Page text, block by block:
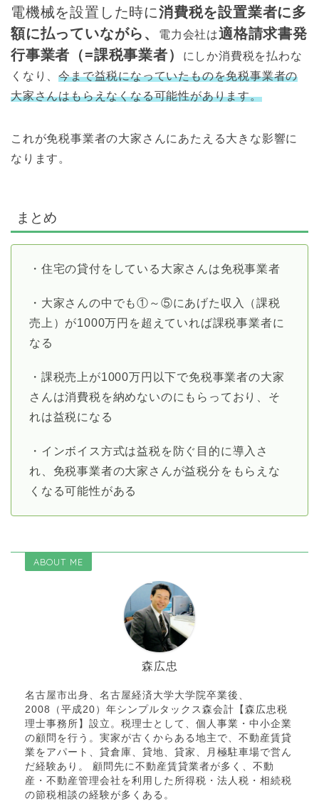
電機械を設置した時に消費税を設置業者に多
額に払っていながら、
電力会社は適格請求書発
行事業者（=課税事業者）
にしか消費税を払わな
くなり、今まで益税になっていたものを免税事業者の
大家さんはもらえなくなる可能性があります。
これが免税事業者の大家さんにあたえる大きな影響に
なります。
まとめ
・住宅の貸付をしている大家さんは免税事業者
・大家さんの中でも①～⑤にあげた収入（課税
売上）が1000万円を超えていれば課税事業者に
なる
・課税売上が1000万円以下で免税事業者の大家
さんは消費税を納めないのにもらっており、そ
れは益税になる
・インボイス方式は益税を防ぐ目的に導入さ
れ、免税事業者の大家さんが益税分をもらえな
くなる可能性がある
ABOUT ME
森広忠
名古屋市出身、名古屋経済大学大学院卒業後、
2008（平成20）年シンプルタックス森会計【森広忠税
理士事務所】設立。税理士として、個人事業・中小企業
の顧問を行う。実家が古くからある地主で、不動産賃貸
業をアパート、貸倉庫、貸地、貸家、月極駐車場で営ん
だ経験あり。 顧問先に不動産賃貸業者が多く、不動
産・不動産管理会社を利用した所得税・法人税・相続税
の節税相談の経験が多くある。